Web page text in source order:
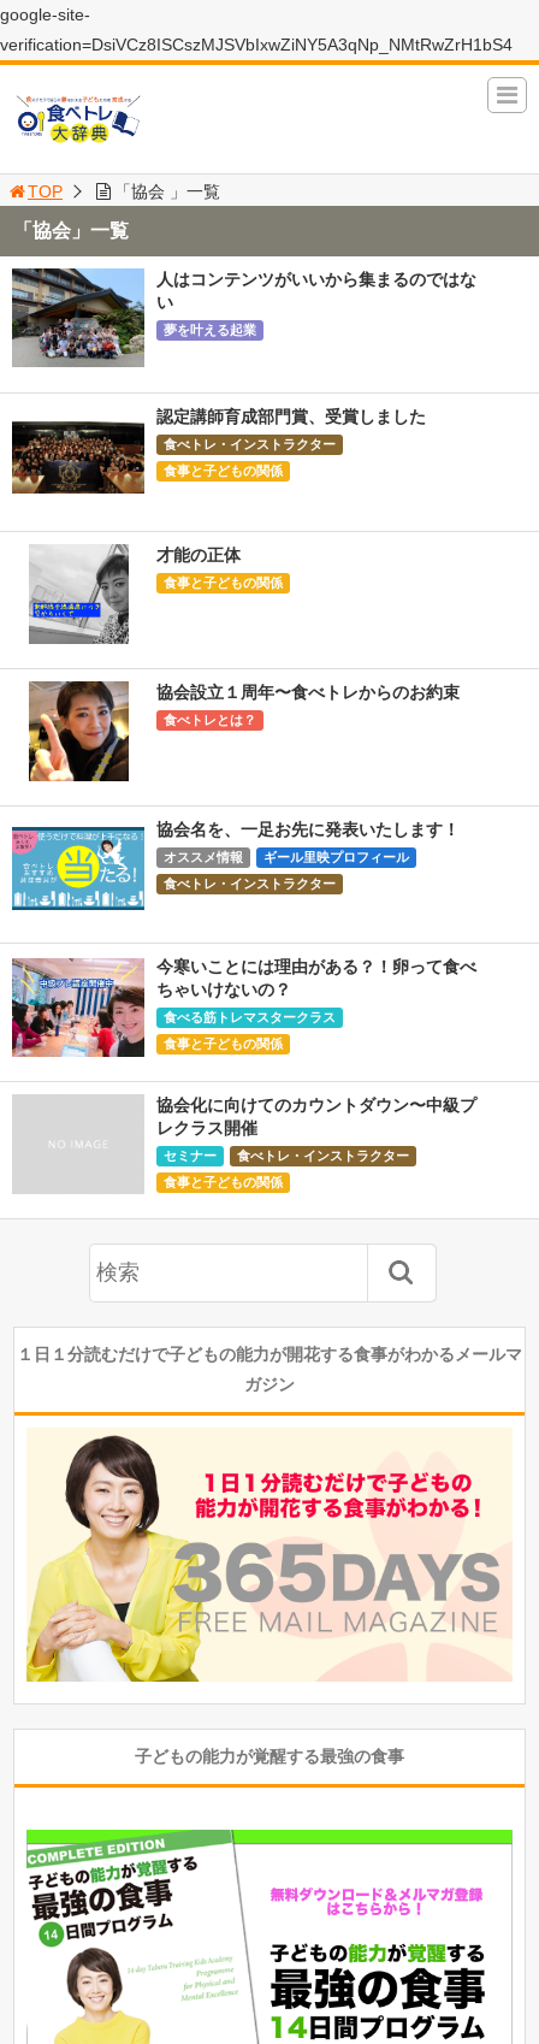
google-site-
verification=DsiVCz8ISCszMJSVbIxwZiNY5A3qNp_NMtRwZrH1bS4
TOP 「協会 」一覧
「協会」一覧
人はコンテンツがいいから集まるのではな
い
夢を叶える起業
認定講師育成部門賞、受賞しました
食べトレ・インストラクター
食事と子どもの関係
才能の正体
食事と子どもの関係
協会設立１周年〜食べトレからのお約束
食べトレとは？
協会名を、一足お先に発表いたします！
オススメ情報
ギール里映プロフィール
食べトレ・インストラクター
今寒いことには理由がある？！卵って食べ
ちゃいけないの？
食べる筋トレマスタークラス
食事と子どもの関係
協会化に向けてのカウントダウン〜中級プ
レクラス開催
セミナー
食べトレ・インストラクター
食事と子どもの関係
１日１分読むだけで子どもの能力が開花する食事がわかるメールマ
ガジン
子どもの能力が覚醒する最強の食事